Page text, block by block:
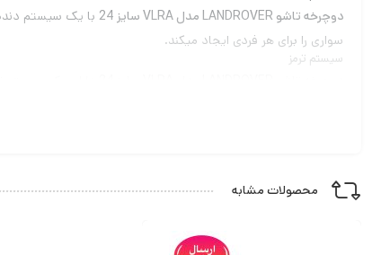
دوچرخه تاشو LANDROVER مدل VLRA سایز 24
سواری را برای هر فردی ایجاد میکند.
سیستم ترمز
نتیجه گیری
تاشو معمول و شهری است. صندلی نرم و طبی و کمک فنر های
محصولات مشابه